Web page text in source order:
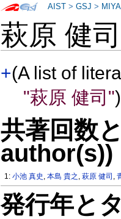
萩原 健
+(A list of
"萩原 健司")
共著回数
author(s))
1:小池 真史 ,本島 貴之 ,萩原 健司 ,
発行年と
AIST >GSJ >